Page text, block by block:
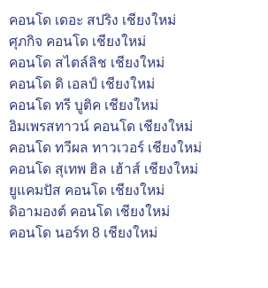
คอนโด เดอะ สปริง เชียงใหม่
ศุภกิจ คอนโด เชียงใหม่
คอนโด สไตล์ลิช เชียงใหม่
คอนโด ดิ เอลป์ เชียงใหม่
คอนโด ทรี บูติค เชียงใหม่
อิมเพรสทาวน์ คอนโด เชียงใหม่
คอนโด ทวีผล ทาวเวอร์ เชียงใหม่
คอนโด สุเทพ ฮิล เฮ้าส์ เชียงใหม่
ยูแคมปัส คอนโด เชียงใหม่
ดิอามองต์ คอนโด เชียงใหม่
คอนโด นอร์ท 8 เชียงใหม่